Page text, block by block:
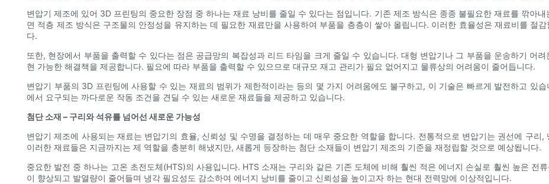
변압기 제조에 있어 3D 프린팅의 중요한 장점 중 하나는 재료 낭비를 줄일 수 있다는 점입니다. 기존 제조 방식은 종종 불필요한 재료를 깎아
면 적층 제조 방식은 구조물의 안정성을 유지하는 데 필요한 재료만을 사용하여 부품을 층층이 쌓아 올립니다. 이러한 효율성은 재료비를 절
다.
또한, 현장에서 부품을 출력할 수 있다는 점은 공급망의 복잡성과 리드 타임을 크게 줄일 수 있습니다. 대형 변압기나 그 부품을 운송하기 어
현 가능한 해결책을 제공합니다. 필요에 따라 부품을 출력할 수 있으므로 대규모 재고 관리가 필요 없어지고 물류상의 어려움이 줄어듭니다.
변압기 부품의 3D 프린팅에 사용할 수 있는 재료의 범위가 제한적이라는 등의 몇 가지 어려움에도 불구하고, 이 기술은 빠르게 발전하고 있
에서 요구되는 까다로운 작동 조건을 견딜 수 있는 새로운 재료들을 제공하고 있습니다.
첨단 소재 – 구리와 석유를 ​​넘어선 새로운 가능성
변압기 제조에 사용되는 재료는 변압기의 효율, 신뢰성 및 수명을 결정하는 데 매우 중요한 역할을 합니다. 전통적으로 변압기는 권선에 구리
이러한 재료들은 지금까지는 제 역할을 충분히 해냈지만, 새롭게 등장하는 첨단 소재들이 변압기 제조의 기준을 재정립할 것으로 예상됩니다.
중요한 발전 중 하나는 고온 초전도체(HTS)의 사용입니다. HTS 소재는 구리와 같은 기존 도체에 비해 훨씬 적은 에너지 손실로 훨씬 높은 전
이 향상되고 발열량이 줄어들며 냉각 필요성도 감소하여 에너지 낭비를 줄이고 신뢰성을 높이고자 하는 현대 전력망에 이상적입니다.